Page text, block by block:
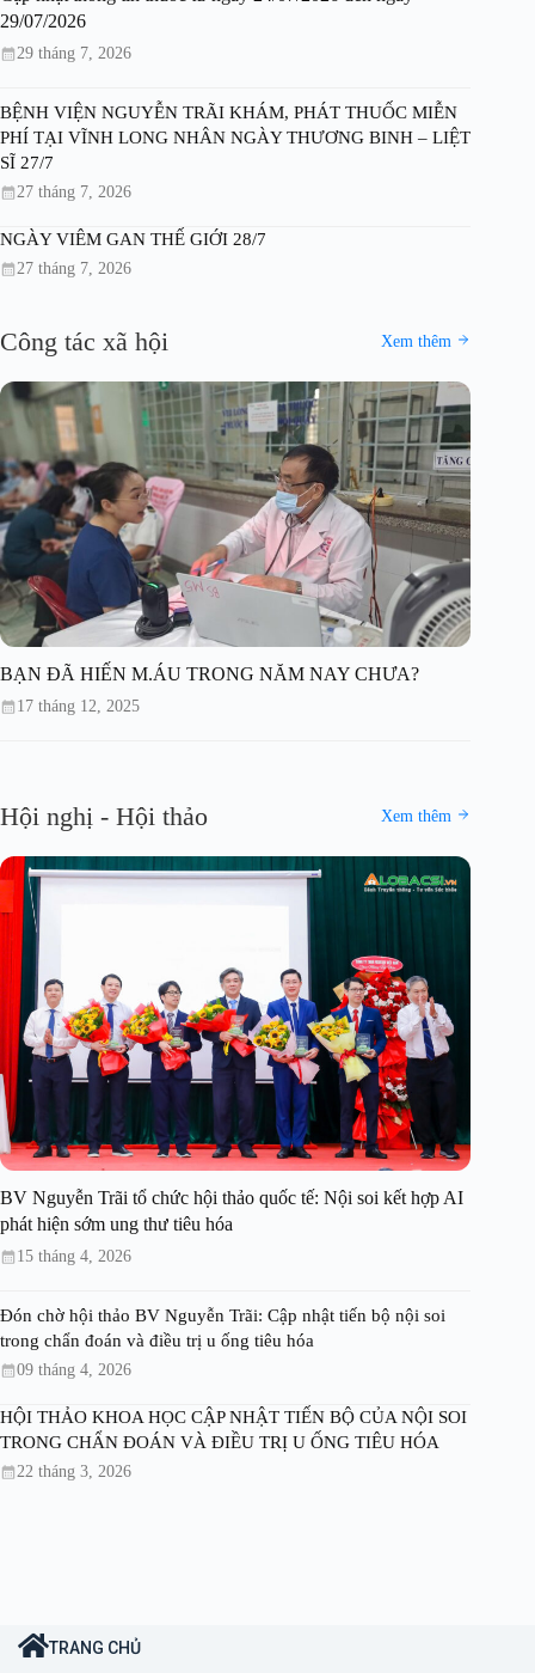
29/07/2026
29 tháng 7, 2026
BỆNH VIỆN NGUYỄN TRÃI KHÁM, PHÁT THUỐC MIỄN
PHÍ TẠI VĨNH LONG NHÂN NGÀY THƯƠNG BINH – LIỆT
SĨ 27/7
27 tháng 7, 2026
NGÀY VIÊM GAN THẾ GIỚI 28/7
27 tháng 7, 2026
Công tác xã hội Xem thêm
BẠN ĐÃ HIẾN M.ÁU TRONG NĂM NAY CHƯA?
17 tháng 12, 2025
Hội nghị - Hội thảo Xem thêm
BV Nguyễn Trãi tổ chức hội thảo quốc tế: Nội soi kết hợp AI
phát hiện sớm ung thư tiêu hóa
15 tháng 4, 2026
Đón chờ hội thảo BV Nguyễn Trãi: Cập nhật tiến bộ nội soi
trong chẩn đoán và điều trị u ống tiêu hóa
09 tháng 4, 2026
HỘI THẢO KHOA HỌC CẬP NHẬT TIẾN BỘ CỦA NỘI SOI
TRONG CHẨN ĐOÁN VÀ ĐIỀU TRỊ U ỐNG TIÊU HÓA
22 tháng 3, 2026
TRANG CHỦ